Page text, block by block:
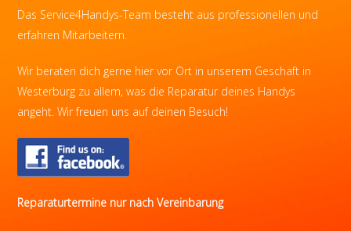
Das Service4Handys-Team besteht aus professionellen und
erfahren Mitarbeitern.
Wir beraten dich gerne hier vor Ort in unserem Geschäft in
Westerburg zu allem, was die Reparatur deines Handys
angeht. Wir freuen uns auf deinen Besuch!
Reparaturtermine nur nach Vereinbarung